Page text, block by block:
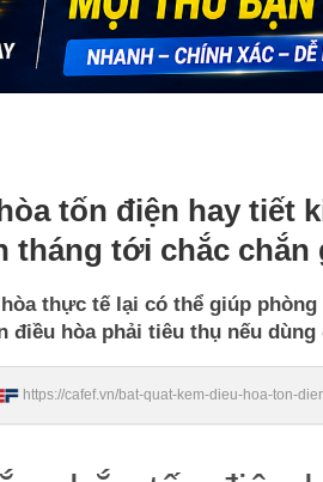
tốn điện hay tiết
tháng tới chắc chắn
thực tế lại có thể giúp
hòa phải tiêu thụ nếu dùng
https://cafef.vn/bat-quat-kem-dieu-hoa-ton-